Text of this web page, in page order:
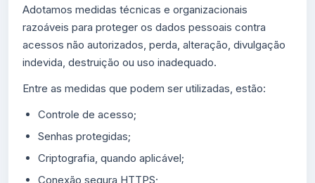
Adotamos medidas técnicas e organizacionais
razoáveis para proteger os dados pessoais contra
acessos não autorizados, perda, alteração, divulgação
indevida, destruição ou uso inadequado.
Entre as medidas que podem ser utilizadas, estão:
Controle de acesso;
Senhas protegidas;
Criptografia, quando aplicável;
Conexão segura HTTPS;